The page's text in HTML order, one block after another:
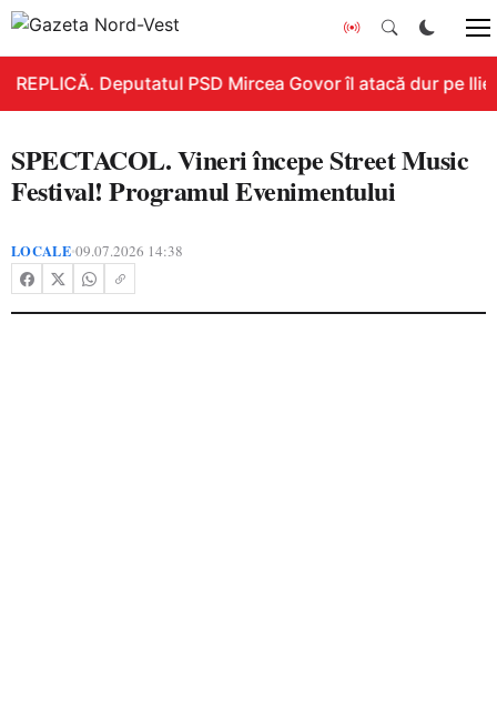
REPLICĂ. Deputatul PSD Mircea Govor îl atacă dur pe
SPECTACOL. Vineri începe Street Music
Festival! Programul Evenimentului
LOCALE•09.07.2026 14:38